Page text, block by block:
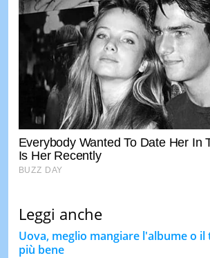
Leggi anche
Uova, meglio mangiare l'albume o il
più bene